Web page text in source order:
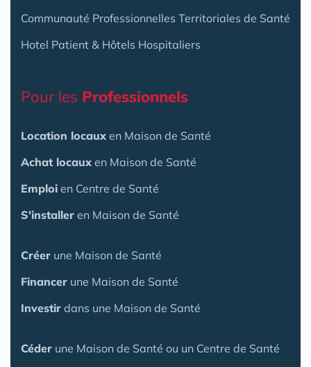
Communauté Professionnelles Territoriales de Santé
Hotel Patient & Hôtels Hospitaliers
Pour les Professionnels
Location locaux en Maison de Santé
Achat locaux en Maison de Santé
Emploi en Centre de Santé
S'installer en Maison de Santé
Créer une Maison de Santé
Financer une Maison de Santé
Investir dans une Maison de Santé
Céder une Maison de Santé ou un Centre de Santé